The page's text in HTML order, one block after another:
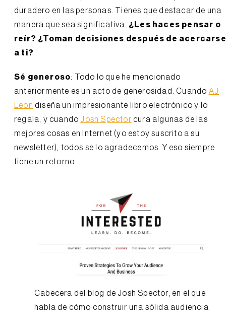
duradero en las personas. Tienes que destacar de una
manera que sea significativa. ¿Les haces pensar o
reír? ¿Toman decisiones después de acercarse
a ti?
Sé generoso: Todo lo que he mencionado
anteriormente es un acto de generosidad. Cuando AJ
Leon diseña un impresionante libro electrónico y lo
regala, y cuando Josh Spector cura algunas de las
mejores cosas en Internet (yo estoy suscrito a su
newsletter), todos se lo agradecemos. Y eso siempre
tiene un retorno.
Cabecera del blog de Josh Spector, en el que
habla de cómo construir una sólida audiencia